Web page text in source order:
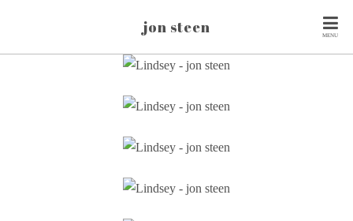
MENU
jon steen